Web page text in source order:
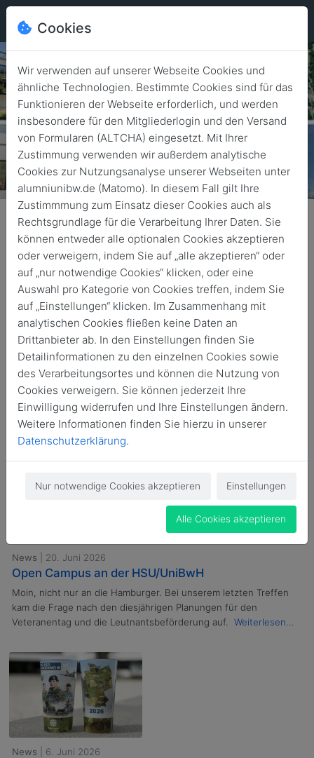
News durchsuchen
Suchen
News | 21. Juni 2026
Senatsempfang anlässlich Veteranentag 2026
Der Bürgermeister lud ein und wir haben uns mal umgeschaut...
Weiterlesen...
News | 20. Juni 2026
Open Campus an der HSU/UniBwH
Moin, nicht nur an die Hamburger. Bei unserem letzten Treffen
kam die Frage nach den diesjährigen Planungen für den
Veteranentag und die Leutnantsbeförderung auf. Weiterlesen...
News | 6. Juni 2026
Cookies
Wir verwenden auf unserer Webseite Cookies und
ähnliche Technologien. Bestimmte Cookies sind für das
Funktionieren der Webseite erforderlich, und werden
insbesondere für den Mitgliederlogin und den Versand
von Formularen (ALTCHA) eingesetzt. Mit Ihrer
Zustimmung verwenden wir außerdem analytische
Cookies zur Nutzungsanalyse unserer Webseiten unter
alumniunibw.de (Matomo). In diesem Fall gilt Ihre
Zustimmmung zum Einsatz dieser Cookies auch als
Rechtsgrundlage für die Verarbeitung Ihrer Daten. Sie
können entweder alle optionalen Cookies akzeptieren
oder verweigern, indem Sie auf „alle akzeptieren“ oder
auf „nur notwendige Cookies“ klicken, oder eine
Auswahl pro Kategorie von Cookies treffen, indem Sie
auf „Einstellungen“ klicken. Im Zusammenhang mit
analytischen Cookies fließen keine Daten an
Drittanbieter ab. In den Einstellungen finden Sie
Detailinformationen zu den einzelnen Cookies sowie
des Verarbeitungsortes und können die Nutzung von
Cookies verweigern. Sie können jederzeit Ihre
Einwilligung widerrufen und Ihre Einstellungen ändern.
Weitere Informationen finden Sie hierzu in unserer
Datenschutzerklärung.
Nur notwendige Cookies akzeptieren Einstellungen
Alle Cookies akzeptieren